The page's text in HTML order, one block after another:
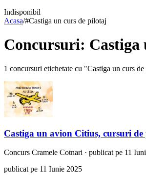
Indisponibil
Acasa/#Castiga un curs de pilotaj
Concursuri: Castiga
1 concursuri etichetate cu "Castiga un curs
Castiga un avion Citius, cursuri
Concurs Cramele Cotnari · publicat pe 11
publicat pe 11 Iunie 2025